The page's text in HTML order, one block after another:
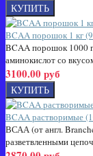
BCAA порошок 1 кг
BCAA порошок 1000
аминокислот со
3100.00 руб
BCAA растворимые
ВСАА (от англ.
разветвленными